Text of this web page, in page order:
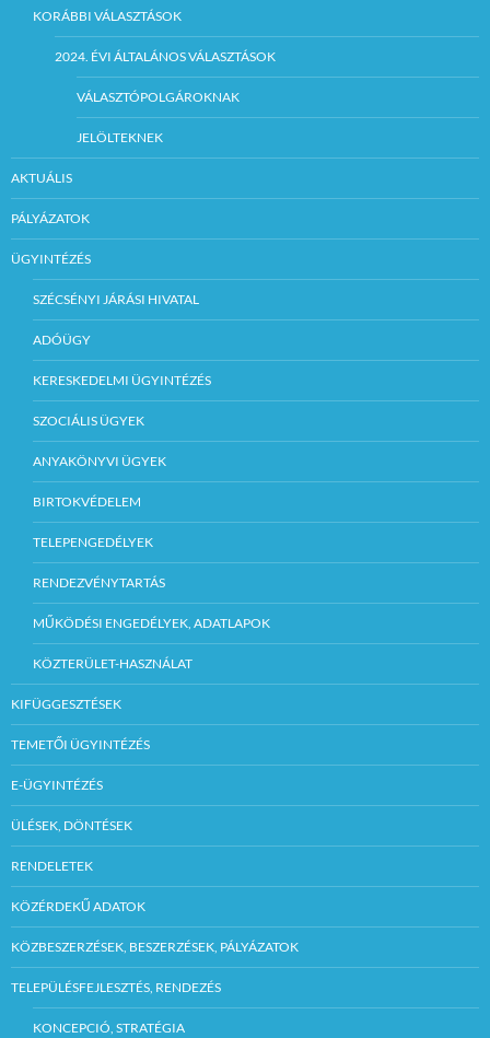
KORÁBBI VÁLASZTÁSOK
2024. ÉVI ÁLTALÁNOS VÁLASZTÁSOK
VÁLASZTÓPOLGÁROKNAK
JELÖLTEKNEK
AKTUÁLIS
PÁLYÁZATOK
ÜGYINTÉZÉS
SZÉCSÉNYI JÁRÁSI HIVATAL
ADÓÜGY
KERESKEDELMI ÜGYINTÉZÉS
SZOCIÁLIS ÜGYEK
ANYAKÖNYVI ÜGYEK
BIRTOKVÉDELEM
TELEPENGEDÉLYEK
RENDEZVÉNYTARTÁS
MŰKÖDÉSI ENGEDÉLYEK, ADATLAPOK
KÖZTERÜLET-HASZNÁLAT
KIFÜGGESZTÉSEK
TEMETŐI ÜGYINTÉZÉS
E-ÜGYINTÉZÉS
ÜLÉSEK, DÖNTÉSEK
RENDELETEK
KÖZÉRDEKŰ ADATOK
KÖZBESZERZÉSEK, BESZERZÉSEK, PÁLYÁZATOK
TELEPÜLÉSFEJLESZTÉS, RENDEZÉS
KONCEPCIÓ, STRATÉGIA